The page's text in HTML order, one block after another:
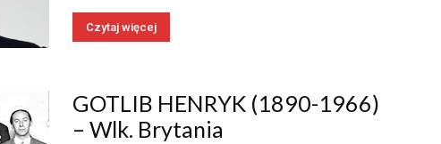
Czytaj więcej
GOTLIB HENRYK (1890-1966)
– Wlk. Brytania